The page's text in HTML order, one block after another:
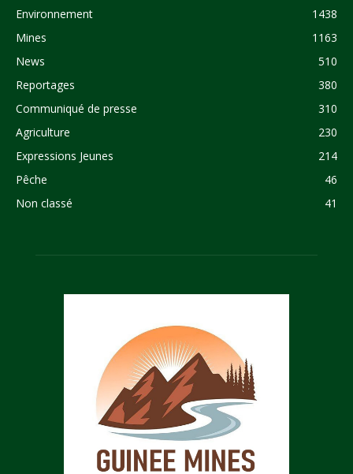
Environnement
1438
Mines
1163
News
510
Reportages
380
Communiqué de presse
310
Agriculture
230
Expressions Jeunes
214
Pêche
46
Non classé
41